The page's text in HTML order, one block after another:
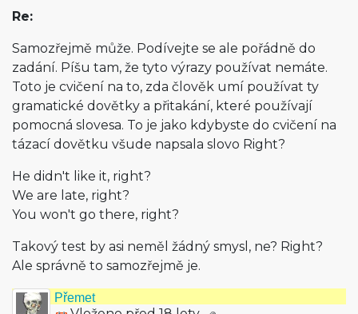
Re:
Samozřejmě může. Podívejte se ale pořádně do
zadání. Píšu tam, že tyto výrazy používat nemáte.
Toto je cvičení na to, zda člověk umí používat ty
gramatické dovětky a přitakání, které používají
pomocná slovesa. To je jako kdybyste do cvičení na
tázací dovětku všude napsala slovo Right?
He didn't like it, right?
We are late, right?
You won't go there, right?
Takový test by asi neměl žádný smysl, ne? Right?
Ale správně to samozřejmě je.
Přemet